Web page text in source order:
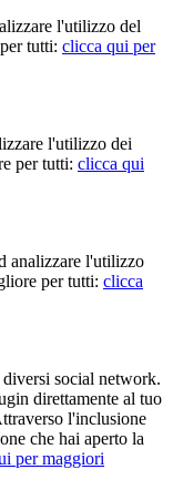
l'utilizzo del
tutti: clicca qui per
l'utilizzo dei
per tutti: clicca qui
analizzare l'utilizzo
per tutti: clicca
social network.
direttamente al tuo
l'inclusione
che hai aperto la
per maggiori